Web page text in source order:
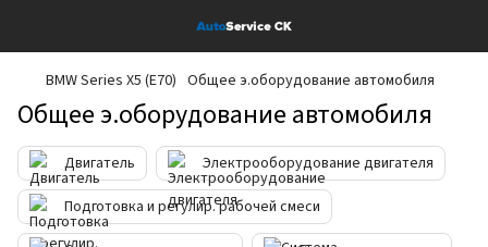
BMW Series X5 (E70) Общее э.оборудование автомобиля
Общее э.оборудование автомобиля
Двигатель
Электрооборудование двигателя
Подготовка и регулир. рабочей смеси